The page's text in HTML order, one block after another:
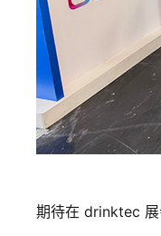
期待在 drinktec 展